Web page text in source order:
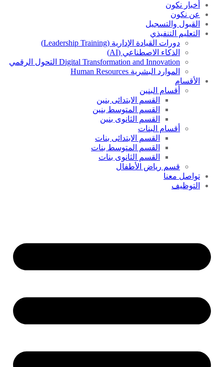
أخبار نكون
عن نكون
القبول والتسجيل
التعليم التنفيذي
دورات القيادة الإدارية (Leadership Training)
الذكاء الاصطناعي (AI)
Digital Transformation and Innovation التحول الرقمي
الموارد البشرية Human Resources
الأقسام
أقسام البنين
القسم الابتدائى بنين
القسم المتوسط بنين
القسم الثانوى بنين
أقسام البنات
القسم الابتدائى بنات
القسم المتوسط بنات
القسم الثانوى بنات
قسم رياض الأطفال
تواصل معنا
التوظيف